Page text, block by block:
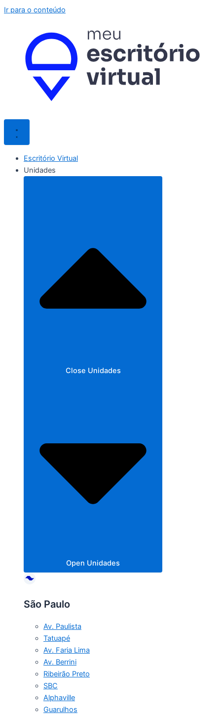
Ir para o conteúdo
Escritório Virtual
Unidades
Close Unidades
Open Unidades
São Paulo
Av. Paulista
Tatuapé
Av. Faria Lima
Av. Berrini
Ribeirão Preto
SBC
Alphaville
Guarulhos